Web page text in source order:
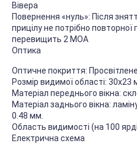
Вівера
Повернення «нуль»: Після
прицілу не потрібно повторної
перевищить 2 MOA
Оптика
Оптичне покриття:
Розмір видимої області: 30х23
Матеріал переднього вікна:
Матеріал заднього вікна:
0.48 мм.
Область видимості (на 100
Електрична схема